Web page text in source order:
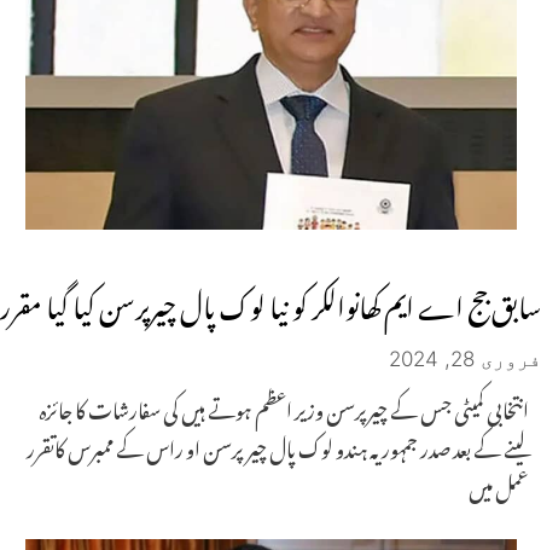
سابق جج اے ایم کھانوالکر کو نیا لوک پال چیرپرسن کیا گیا مقرر
فروری 28, 2024
انتخابی کمیٹی جس کے چیرپرسن وزیر اعظم ہوتے ہیں کی سفارشات کا جائزہ
لینے کے بعد صدر جمہوریہ ہندو لوک پال چیر پرسن او راس کے ممبرس کاتقرر
عمل میں